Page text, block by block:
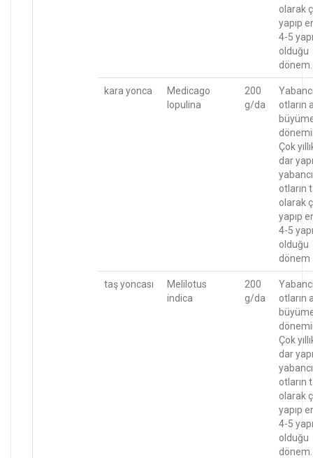
olarak
yapıp
4-5
olduğu
dönem.
kara yonca
Medicago
lopulina
200
g/da
otların
Çok
dar
yabancı
otların
olarak
yapıp
4-5
olduğu
dönem
taş yoncası
Melilotus
indica
200
g/da
otların
Çok
dar
yabancı
otların
olarak
yapıp
4-5
olduğu
dönem.